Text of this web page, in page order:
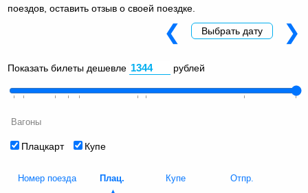
поездов, оставить отзыв о своей поездке.
Показать билеты дешевле рублей
Вагоны
Плацкарт Купе
❮ Выбрать дату ❯
Номер поезда Плац. Купе Отпр.